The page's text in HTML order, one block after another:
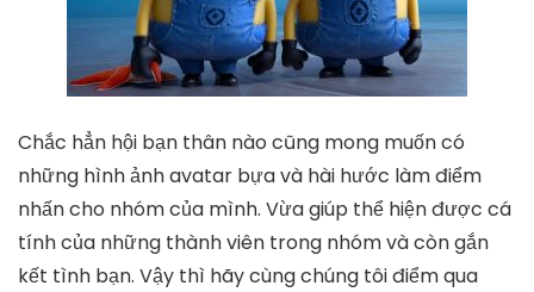
Chắc hẳn hội bạn thân nào cũng mong muốn có
những hình ảnh avatar bựa và hài hước làm điểm
nhấn cho nhóm của mình. Vừa giúp thể hiện được cá
tính của những thành viên trong nhóm và còn gắn
kết tình bạn. Vậy thì hãy cùng chúng tôi điểm qua